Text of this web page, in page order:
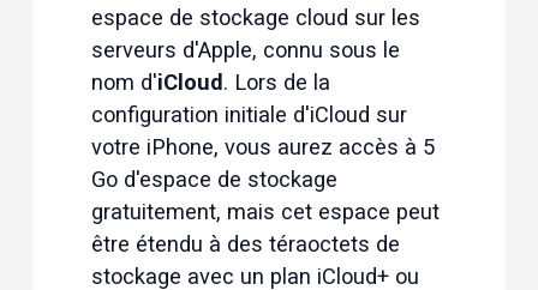
espace de stockage cloud sur les
serveurs d'Apple, connu sous le
nom d'iCloud. Lors de la
configuration initiale d'iCloud sur
votre iPhone, vous aurez accès à 5
Go d'espace de stockage
gratuitement, mais cet espace peut
être étendu à des téraoctets de
stockage avec un plan iCloud+ ou